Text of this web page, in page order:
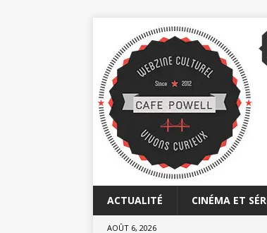
ACTUALITÉ CINÉMA ET
AOÛT 6, 2026